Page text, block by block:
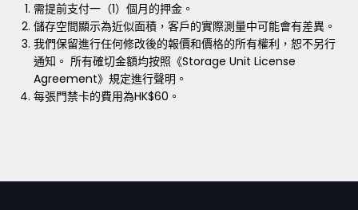
需提前支付一（1）個月的押金。
儲存空間顯示為近似面積，客戶的實際測量中可能會有差異。
我們保留進行任何修改後的報價和價格的所有權利，恕不另行
通知。 所有確切金額均按照《Storage Unit License
Agreement》規定進行聲明。
每張門禁卡的費用為HK$60。